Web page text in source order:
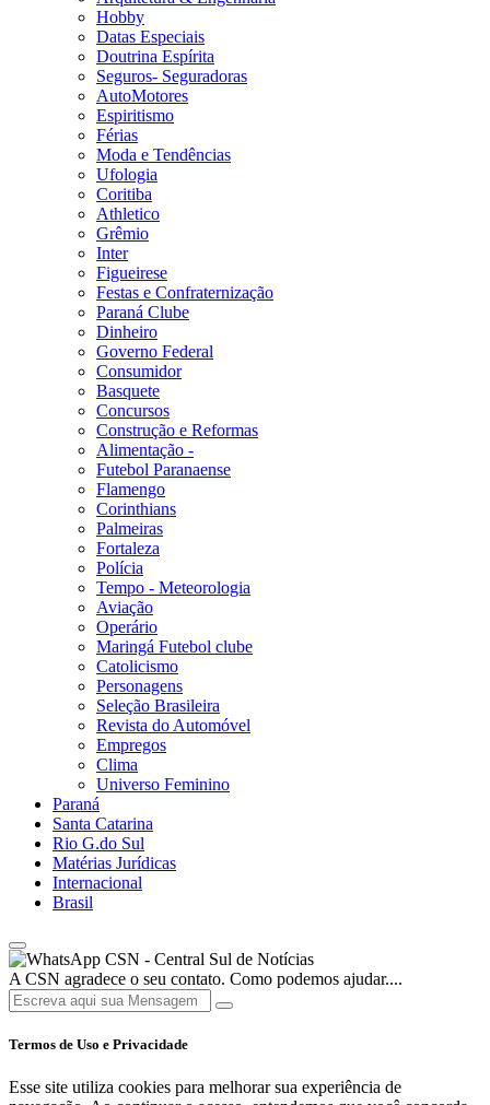
Hobby
Datas Especiais
Doutrina Espírita
Seguros- Seguradoras
AutoMotores
Espiritismo
Férias
Moda e Tendências
Ufologia
Coritiba
Athletico
Grêmio
Inter
Figueirese
Festas e Confraternização
Paraná Clube
Dinheiro
Governo Federal
Consumidor
Basquete
Concursos
Construção e Reformas
Alimentação -
Futebol Paranaense
Flamengo
Corinthians
Palmeiras
Fortaleza
Polícia
Tempo - Meteorologia
Aviação
Operário
Maringá Futebol clube
Catolicismo
Personagens
Seleção Brasileira
Revista do Automóvel
Empregos
Clima
Universo Feminino
Paraná
Santa Catarina
Rio G.do Sul
Matérias Jurídicas
Internacional
Brasil
CSN - Central Sul de Notícias
A CSN agradece o seu contato. Como podemos ajudar....
Termos de Uso e Privacidade
Esse site utiliza cookies para melhorar sua experiência de